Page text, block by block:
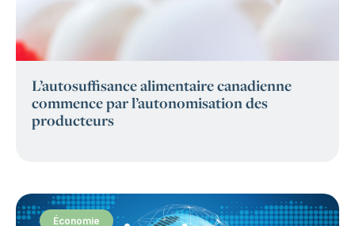
L’autosuffisance alimentaire canadienne
commence par l’autonomisation des
producteurs
Économie